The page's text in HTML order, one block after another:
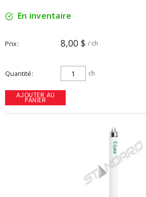
En inventaire
Prix 8,00 $ / ch
Quantité ch
AJOUTER AU
PANIER